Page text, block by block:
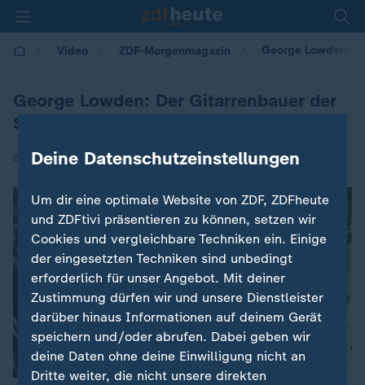
Video ZDF-Morgenmagazin George Lowden:
George Lowden: Der Gitarrenbauer der
Stars
03.02.2026 | 05:30
Deine Datenschutzeinstellungen
Um dir eine optimale Website von ZDF, ZDFheute
und ZDFtivi präsentieren zu können, setzen wir
Cookies und vergleichbare Techniken ein. Einige
der eingesetzten Techniken sind unbedingt
erforderlich für unser Angebot. Mit deiner
Zustimmung dürfen wir und unsere Dienstleister
darüber hinaus Informationen auf deinem Gerät
speichern und/oder abrufen. Dabei geben wir
deine Daten ohne deine Einwilligung nicht an
Dritte weiter, die nicht unsere direkten